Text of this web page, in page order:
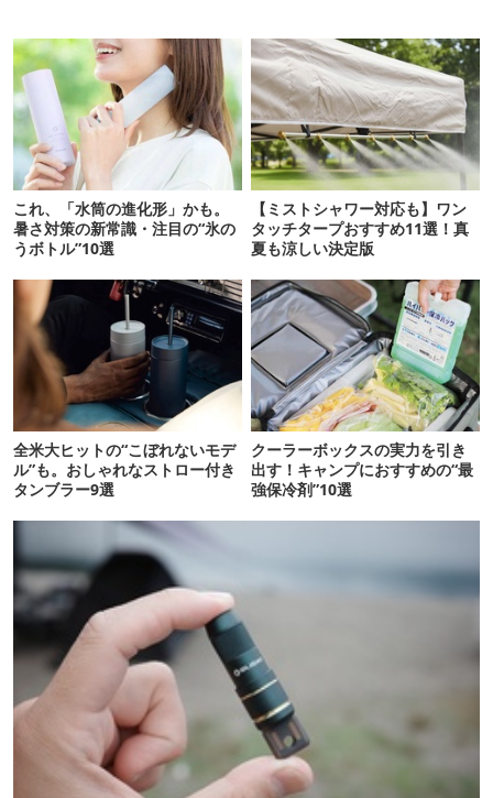
これ、「水筒の進化形」かも。
暑さ対策の新常識・注目の“氷の
うボトル”10選
【ミストシャワー対応も】ワン
タッチタープおすすめ11選！真
夏も涼しい決定版
全米大ヒットの“こぼれないモデ
ル”も。おしゃれなストロー付き
タンブラー9選
クーラーボックスの実力を引き
出す！キャンプにおすすめの“最
強保冷剤”10選